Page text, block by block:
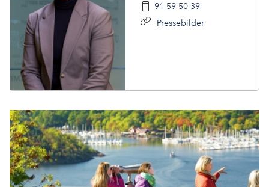
91 59 50 39
Pressebilder